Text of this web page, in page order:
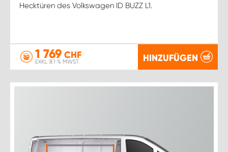
Hecktüren des Volkswagen ID BUZZ L1.
1 769 CHF
EXKL. 8.1 % MWST. HINZUFÜGEN